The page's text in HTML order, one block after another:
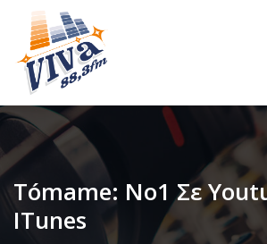
Tómame: No1 Σε
ITunes